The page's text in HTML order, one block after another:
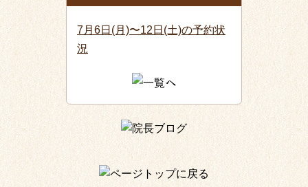
7月6日(月)〜12日(土)の予約状
況